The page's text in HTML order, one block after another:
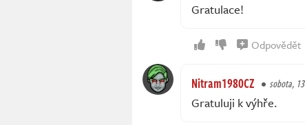
Gratulace!
Odpovědět
Nitram1980CZ sobota,
Gratuluji k výhře.